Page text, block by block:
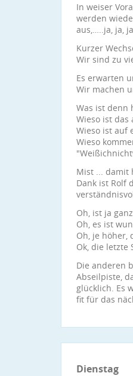
In weiser
werden
aus,…..ja, ja,
Kurzer
Wir sind zu
Es erwarten
Wir machen
Was ist denn
Wieso ist das
Wieso ist auf
Wieso
Mist ... damit
Dank ist Rolf
Oh, ist ja
Oh, es ist
Oh, je höher,
Ok, die letzte
Die anderen
Abseilpiste,
glücklich. Es
fit für das
Dienstag